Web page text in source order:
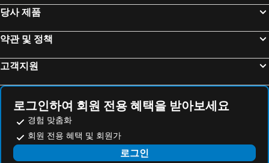
크라운 하버 호텔 부산
Lavalse Hotel
Arban Hotel
El Momento Gwangan
UH Suite The Haendae
카멜리아 호텔
Covestay Haeundae
선셋 비즈니스 호텔
Wow Guest House
당사 제품
약관 및 정책
고객지원
로그인하여 회원 전용 혜택을 받아보세요
경험 맞춤화
회원 전용 혜택 및 회원가
로그인